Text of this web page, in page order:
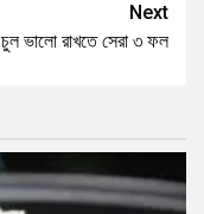
Next
চুল ভালো রাখতে সেরা ৩ ফল